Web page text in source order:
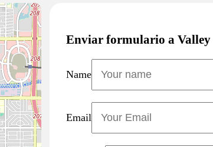
Enviar formulario a
Name
Email